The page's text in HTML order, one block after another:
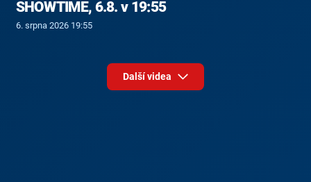
SHOWTIME, 6.8. v 19:55
6. srpna 2026 19:55
Další videa